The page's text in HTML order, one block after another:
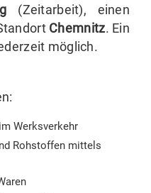
(Zeitarbeit), einen
Chemnitz. Ein
möglich.
Werksverkehr
Rohstoffen mittels